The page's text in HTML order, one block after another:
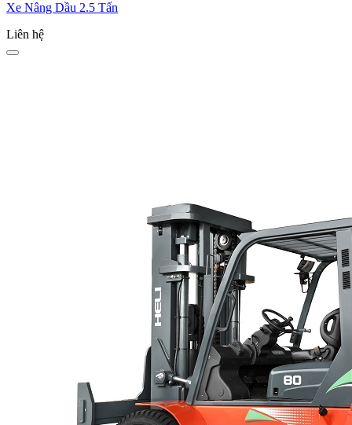
Xe Nâng Dầu 2.5 Tấn
Liên hệ